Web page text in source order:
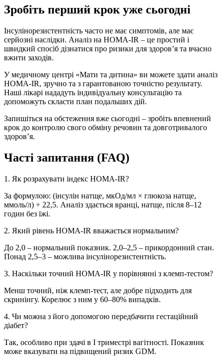
Зробіть перший крок уже сьогодні
Інсулінорезистентність часто не має симптомів, але має
серйозні наслідки. Аналіз на HOMA‑IR – це простий і
швидкий спосіб дізнатися про ризики для здоров’я та вчасно
вжити заходів.
У медичному центрі «Мати та дитина» ви можете здати аналіз
HOMA‑IR, зручно та з гарантованою точністю результату.
Наші лікарі нададуть індивідуальну консультацію та
допоможуть скласти план подальших дій.
Запишіться на обстеження вже сьогодні – зробіть впевнений
крок до контролю свого обміну речовин та довготривалого
здоров’я.
Часті запитання (FAQ)
1. Як розрахувати індекс HOMA‑IR?
За формулою: (інсулін натще, мкОд/мл × глюкоза натще,
ммоль/л) ÷ 22,5. Аналіз здається вранці, натще, після 8–12
годин без їжі.
2. Який рівень HOMA‑IR вважається нормальним?
До 2,0 – нормальний показник. 2,0–2,5 – прикордонний стан.
Понад 2,5–3 – можлива інсулінорезистентність.
3. Наскільки точний HOMA‑IR у порівнянні з клемп‑тестом?
Менш точний, ніж клемп‑тест, але добре підходить для
скринінгу. Корелює з ним у 60–80% випадків.
4. Чи можна з його допомогою передбачити гестаційний
діабет?
Так, особливо при здачі в І триместрі вагітності. Показник
може вказувати на підвищений ризик GDM.